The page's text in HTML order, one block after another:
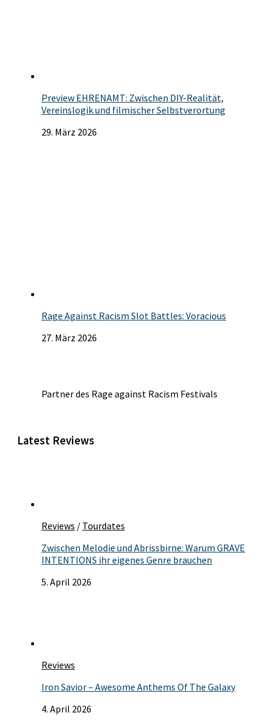
Preview EHRENAMT: Zwischen DIY-Realität,
Vereinslogik und filmischer Selbstverortung
29. März 2026
Rage Against Racism Slot Battles: Voracious
27. März 2026
Partner des Rage against Racism Festivals
Latest Reviews
Reviews / Tourdates
Zwischen Melodie und Abrissbirne: Warum GRAVE
INTENTIONS ihr eigenes Genre brauchen
5. April 2026
Reviews
Iron Savior – Awesome Anthems Of The Galaxy
4. April 2026